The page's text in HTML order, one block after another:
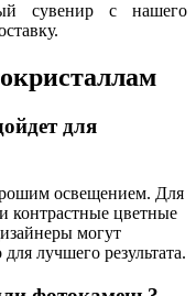
сувенир с нашего
для
освещением. Для
контрастные цветные
могут
лучшего результата.